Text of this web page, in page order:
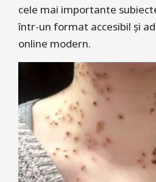
cele mai importante
într-un format accesibil și
online modern.